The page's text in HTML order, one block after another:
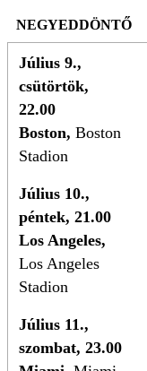
Július 9.,
csütörtök,
22.00
Boston, Boston
Stadion
Július 10.,
péntek, 21.00
Los Angeles,
Los Angeles
Stadion
Július 11.,
szombat, 23.00
NEGYEDDÖNTŐ